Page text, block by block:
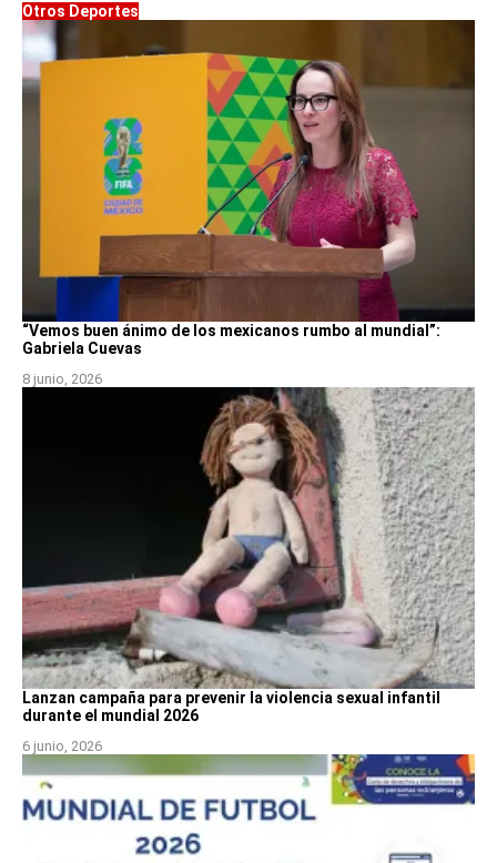
Otros Deportes
“Vemos buen ánimo de los mexicanos rumbo al mundial”:
Gabriela Cuevas
8 junio, 2026
Lanzan campaña para prevenir la violencia sexual infantil
durante el mundial 2026
6 junio, 2026